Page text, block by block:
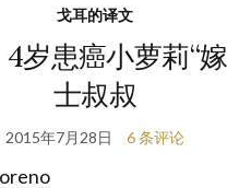
戈耳的译文
岁患癌小萝莉“
士叔叔
2015年7月28日 6 条评论